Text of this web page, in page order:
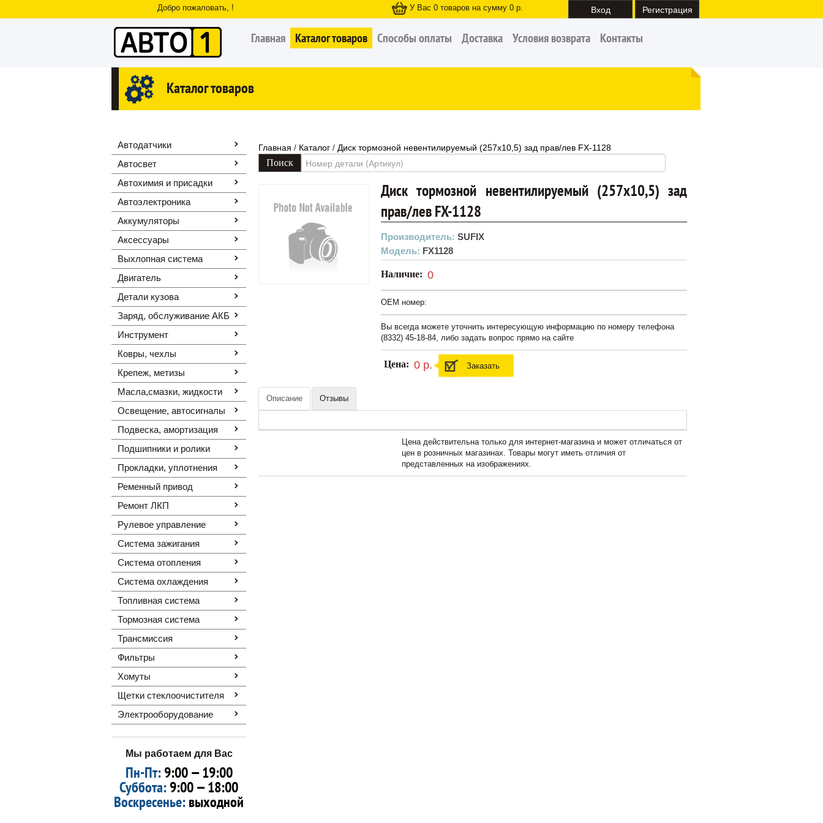
Добро пожаловать, ! У Вас 0 товаров на сумму 0 р. Вход Регистрация
Главная Каталог товаров Способы оплаты Доставка Условия возврата Контакты
Каталог товаров
Автодатчики
Автосвет
Автохимия и присадки
Автоэлектроника
Аккумуляторы
Аксессуары
Выхлопная система
Двигатель
Детали кузова
Заряд, обслуживание АКБ
Инструмент
Ковры, чехлы
Крепеж, метизы
Масла,смазки, жидкости
Освещение, автоcигналы
Подвеска, амортизация
Подшипники и ролики
Прокладки, уплотнения
Ременный привод
Ремонт ЛКП
Рулевое управление
Система зажигания
Система отопления
Система охлаждения
Топливная система
Тормозная система
Трансмиссия
Фильтры
Хомуты
Щетки стеклоочистителя
Электрооборудование
Мы работаем для Вас
Пн-Пт:9:00 — 19:00
Суббота:9:00 — 18:00
Воскресенье:выходной
Главная / Каталог / Диск тормозной невентилируемый (257x10,5) зад прав/лев FX-1128
Диск тормозной невентилируемый (257x10,5) зад
прав/лев FX-1128
Производитель: SUFIX
Модель: FX1128
Наличие: 0
OEM номер:
Вы всегда можете уточнить интересующую информацию по номеру телефона
(8332) 45-18-84, либо задать вопрос прямо на сайте
Цена: 0 р. Заказать
Описание Отзывы
Цена действительна только для интернет-магазина и может отличаться от
цен в розничных магазинах. Товары могут иметь отличия от
представленных на изображениях.